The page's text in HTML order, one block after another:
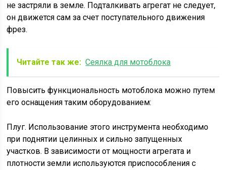
не застряли в земле. Подталкивать агрегат не следует,
он движется сам за счет поступательного движения
фрез.
Читайте так же: Сеялка для мотоблока
Повысить функциональность мотоблока можно путем
его оснащения таким оборудованием:
Плуг. Использование этого инструмента необходимо
при поднятии целинных и сильно запущенных
участков. В зависимости от мощности агрегата и
плотности земли используются приспособления с